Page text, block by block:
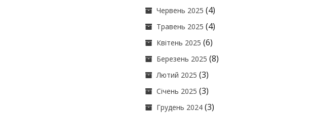
Червень 2025 (4)
Травень 2025 (4)
Квітень 2025 (6)
Березень 2025 (8)
Лютий 2025 (3)
Січень 2025 (3)
Грудень 2024 (3)